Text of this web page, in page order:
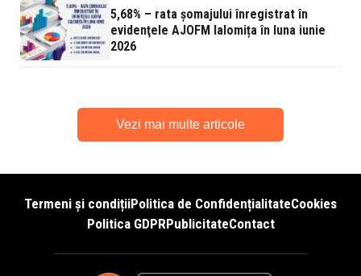
5,68% – rata şomajului înregistrat în
evidenţele AJOFM Ialomița în luna iunie
2026
Vezi mai multe articole
Termeni și condițiiPolitica de ConfidențialitateCookies
Politica GDPRPublicitateContact